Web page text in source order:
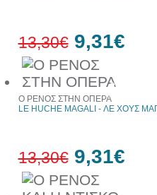
30%
έκπτωση
13,30€ 9,31€
Ο ΡΕΝΟΣ ΣΤΗΝ ΟΠΕΡΑ
LE HUCHE MAGALI - ΛΕ ΧΟΥΣ
13,30€ 9,31€